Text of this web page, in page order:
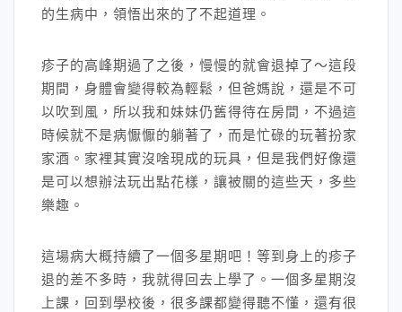
的生病中，領悟出來的了不起道理。
疹子的高峰期過了之後，慢慢的就會退掉了～這段
期間，身體會變得較為輕鬆，但爸媽說，還是不可
以吹到風，所以我和妹妹仍舊得待在房間，不過這
時候就不是病懨懨的躺著了，而是忙碌的玩著扮家
家酒。家裡其實沒啥現成的玩具，但是我們好像還
是可以想辦法玩出點花樣，讓被關的這些天，多些
樂趣。
這場病大概持續了一個多星期吧！等到身上的疹子
退的差不多時，我就得回去上學了。一個多星期沒
上課，回到學校後，很多課都變得聽不懂，還有很